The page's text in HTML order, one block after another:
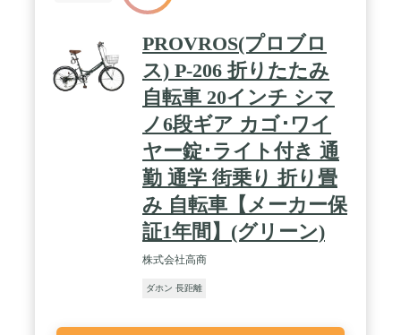
PROVROS(プロブロ
ス) P-206 折りたたみ
自転車 20インチ シマ
ノ6段ギア カゴ･ワイ
ヤー錠･ライト付き 通
勤 通学 街乗り 折り畳
み 自転車【メーカー保
証1年間】(グリーン)
株式会社高商
ダホン 長距離